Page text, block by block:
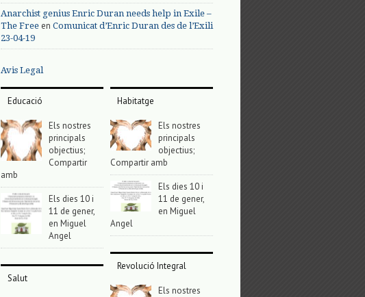
Anarchist genius Enric Duran needs help in Exile –
The Free en Comunicat d’Enric Duran des de l’Exili
23-04-19
Avis Legal
Educació
Els nostres
principals
objectius;
Compartir
amb
Els dies 10 i
11 de gener,
en Miguel
Angel
Salut
Habitatge
Els nostres
principals
objectius;
Compartir amb
Els dies 10 i
11 de gener,
en Miguel
Angel
Revolució Integral
Els nostres